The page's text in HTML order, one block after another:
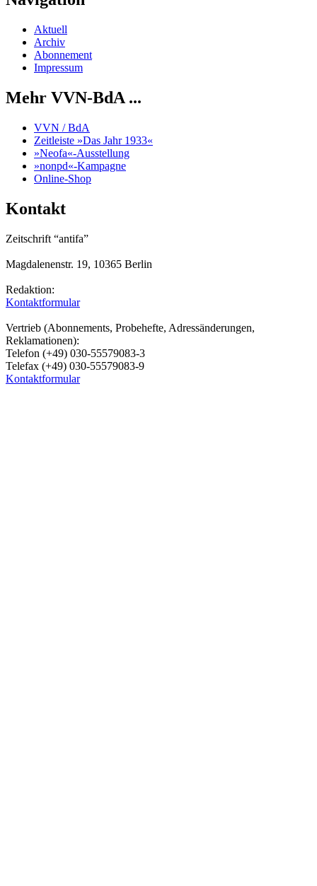
Aktuell
Archiv
Abonnement
Impressum
Mehr VVN-BdA ...
VVN / BdA
Zeitleiste »Das Jahr 1933«
»Neofa«-Ausstellung
»nonpd«-Kampagne
Online-Shop
Kontakt
Zeitschrift “antifa”
Magdalenenstr. 19, 10365 Berlin
Redaktion:
Kontaktformular
Vertrieb (Abonnements, Probehefte, Adressänderungen,
Reklamationen):
Telefon (+49) 030-55579083-3
Telefax (+49) 030-55579083-9
Kontaktformular